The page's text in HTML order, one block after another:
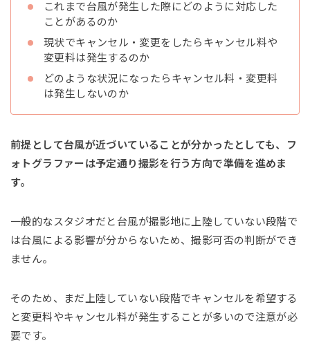
これまで台風が発生した際にどのように対応した
ことがあるのか
現状でキャンセル・変更をしたらキャンセル料や
変更料は発生するのか
どのような状況になったらキャンセル料・変更料
は発生しないのか
前提として台風が近づいていることが分かったとしても、フ
ォトグラファーは予定通り撮影を行う方向で準備を進めま
す。
一般的なスタジオだと台風が撮影地に上陸していない段階で
は台風による影響が分からないため、撮影可否の判断ができ
ません。
そのため、まだ上陸していない段階でキャンセルを希望する
と変更料やキャンセル料が発生することが多いので注意が必
要です。